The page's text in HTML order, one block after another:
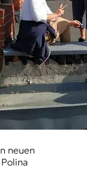
neuen